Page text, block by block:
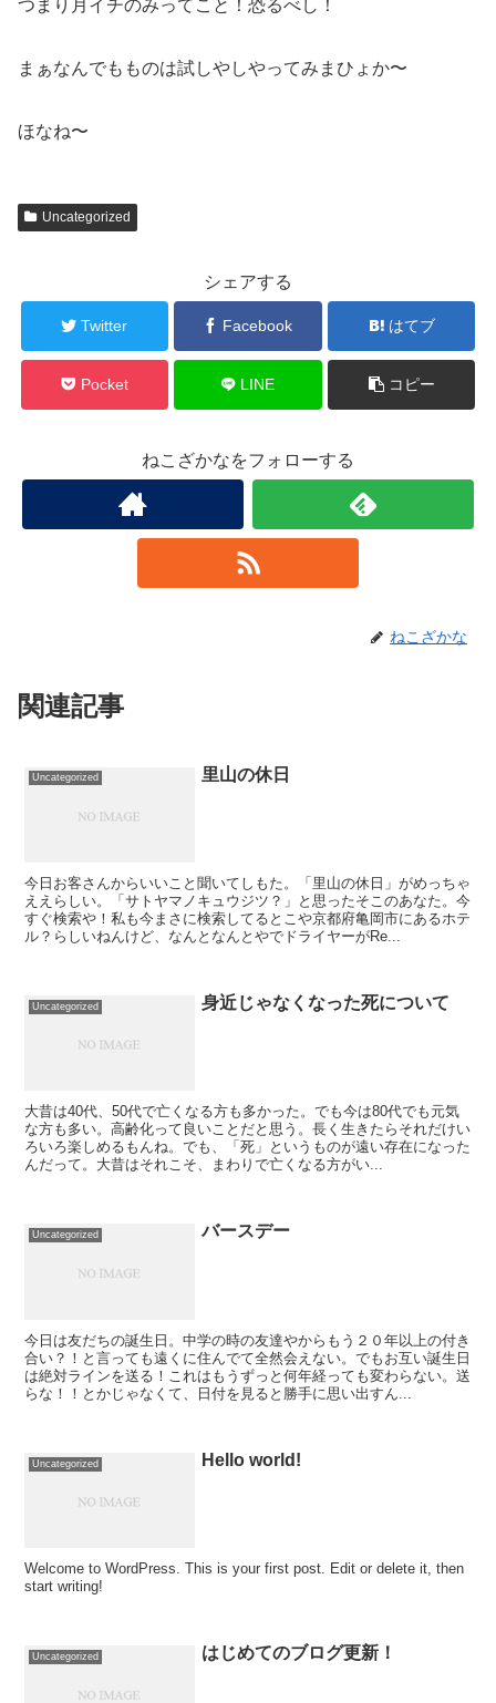
つまり月イチのみってこと！恐るべし！
まぁなんでもものは試しやしやってみまひょか〜
ほなね〜
Uncategorized
シェアする
Twitter Facebook はてブ
Pocket LINE コピー
ねこざかなをフォローする
ねこざかな
関連記事
Uncategorized 里山の休日
今日お客さんからいいこと聞いてしもた。「里山の休日」がめっちゃ
ええらしい。「サトヤマノキュウジツ？」と思ったそこのあなた。今
すぐ検索や！私も今まさに検索してるとこや京都府亀岡市にあるホテ
ル？らしいねんけど、なんとなんとやでドライヤーがRe...
Uncategorized 身近じゃなくなった死について
大昔は40代、50代で亡くなる方も多かった。でも今は80代でも元気
な方も多い。高齢化って良いことだと思う。長く生きたらそれだけい
ろいろ楽しめるもんね。でも、「死」というものが遠い存在になった
んだって。大昔はそれこそ、まわりで亡くなる方がい...
Uncategorized バースデー
今日は友だちの誕生日。中学の時の友達やからもう２０年以上の付き
合い？！と言っても遠くに住んでて全然会えない。でもお互い誕生日
は絶対ラインを送る！これはもうずっと何年経っても変わらない。送
らな！！とかじゃなくて、日付を見ると勝手に思い出すん...
Uncategorized Hello world!
Welcome to WordPress. This is your first post. Edit or delete it, then
start writing!
Uncategorized はじめてのブログ更新！